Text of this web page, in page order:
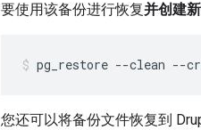
要使用该备份进行恢复并创建
pg_restore --clean --
您还可以将备份文件恢复到